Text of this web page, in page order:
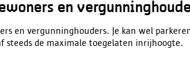
en
en vergunninghouders. Je kan wel
steeds de maximale toegelaten inrijhoogte.